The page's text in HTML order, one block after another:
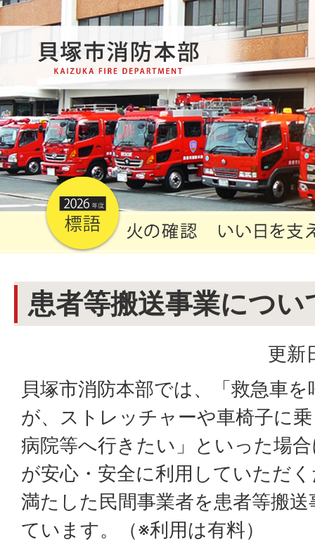
患者等搬送事業につい
更新
貝塚市消防本部では、「救急車
が、ストレッチャーや車椅子に
病院等へ行きたい」といった場
が安心・安全に利用していただ
満たした民間事業者を患者等搬
ています。（※利用は有料）